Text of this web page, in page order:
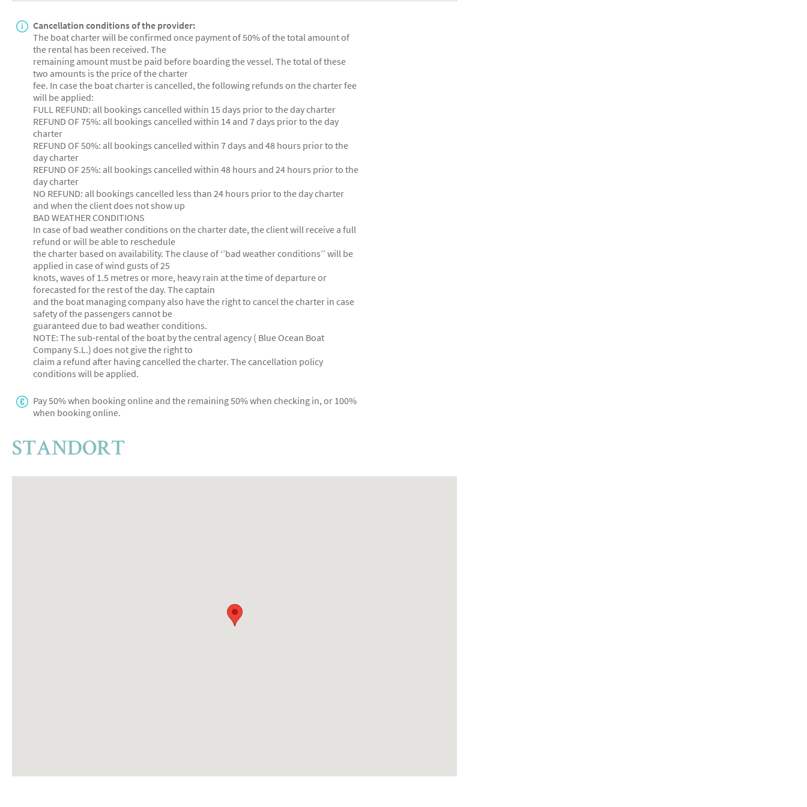
Cancellation conditions of the provider:
The boat charter will be confirmed once payment of 50% of the total amount of
the rental has been received. The
remaining amount must be paid before boarding the vessel. The total of these
two amounts is the price of the charter
fee. In case the boat charter is cancelled, the following refunds on the charter fee
will be applied:
FULL REFUND: all bookings cancelled within 15 days prior to the day charter
REFUND OF 75%: all bookings cancelled within 14 and 7 days prior to the day
charter
REFUND OF 50%: all bookings cancelled within 7 days and 48 hours prior to the
day charter
REFUND OF 25%: all bookings cancelled within 48 hours and 24 hours prior to the
day charter
NO REFUND: all bookings cancelled less than 24 hours prior to the day charter
and when the client does not show up
BAD WEATHER CONDITIONS
In case of bad weather conditions on the charter date, the client will receive a full
refund or will be able to reschedule
the charter based on availability. The clause of ‘’bad weather conditions’’ will be
applied in case of wind gusts of 25
knots, waves of 1.5 metres or more, heavy rain at the time of departure or
forecasted for the rest of the day. The captain
and the boat managing company also have the right to cancel the charter in case
safety of the passengers cannot be
guaranteed due to bad weather conditions.
NOTE: The sub-rental of the boat by the central agency ( Blue Ocean Boat
Company S.L.) does not give the right to
claim a refund after having cancelled the charter. The cancellation policy
conditions will be applied.
Pay 50% when booking online and the remaining 50% when checking in, or 100%
when booking online.
STANDORT